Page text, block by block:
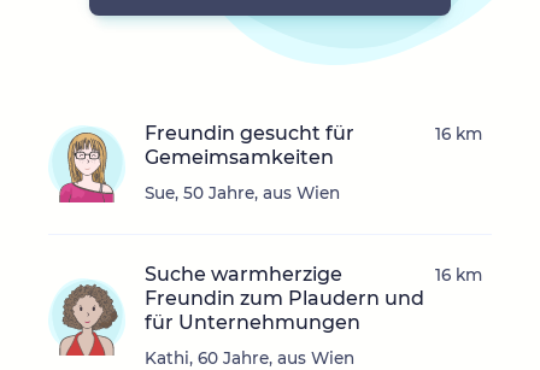
Freundin gesucht für
Gemeimsamkeiten
Sue, 50 Jahre, aus Wien
16 km
Suche warmherzige
Freundin zum Plaudern und
für Unternehmungen
Kathi, 60 Jahre, aus Wien
16 km